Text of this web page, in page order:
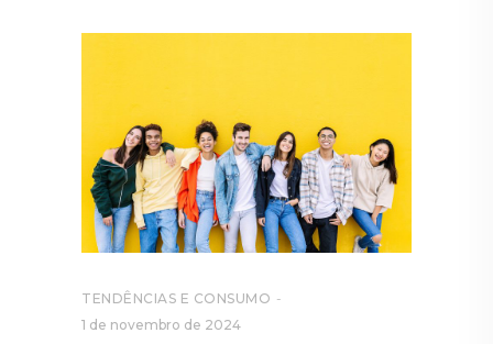
TENDÊNCIAS E CONSUMO
1 de novembro de 2024